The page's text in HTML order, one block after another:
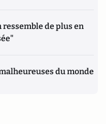
ressemble de plus en
du monde